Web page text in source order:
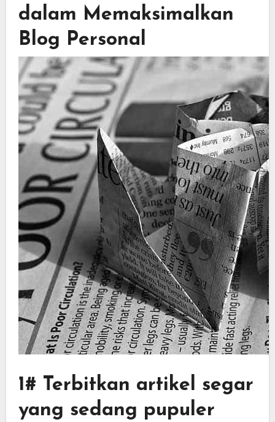
dalam Memaksimalkan
Blog Personal
1# Terbitkan artikel segar
yang sedang pupuler